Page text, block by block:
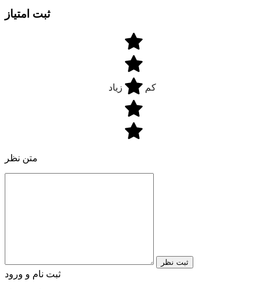
ثبت امتیاز
زیاد کم
متن نظر
ثبت نظر
ثبت نام و ورود